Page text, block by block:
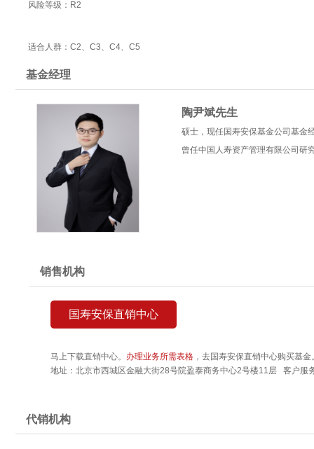
风险等级：R2
适合人群：C2、C3、C4、C5
基金经理
陶尹斌先生
硕士，现任国寿安保基金公司基金
曾任中国人寿资产管理有限公司研
销售机构
国寿安保直销中心
马上下载直销中心。 办理业务所需表格，去国寿安保直销中心购买基金
地址：北京市西城区金融大街28号院盈泰商务中心2号楼11层 客户服
代销机构